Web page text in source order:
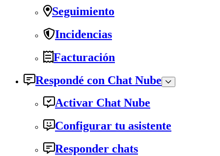
Seguimiento
Incidencias
Facturación
Respondé con Chat Nube
Activar Chat Nube
Configurar tu asistente
Responder chats